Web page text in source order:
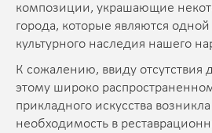
композиции, украшающие
города, которые являются
культурного наследия нашего
К сожалению, ввиду отсутствия
этому широко
прикладного искусства возникла
необходимость в